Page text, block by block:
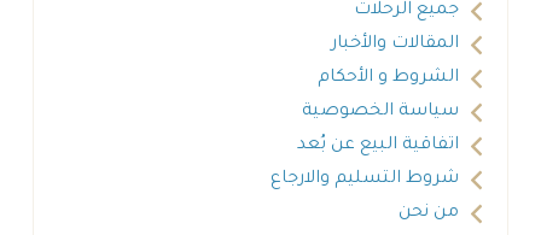
جميع الرحلات
المقالات والأخبار
الشروط و الأحكام
سياسة الخصوصية
اتفاقية البيع عن بُعد
شروط التسليم والارجاع
من نحن